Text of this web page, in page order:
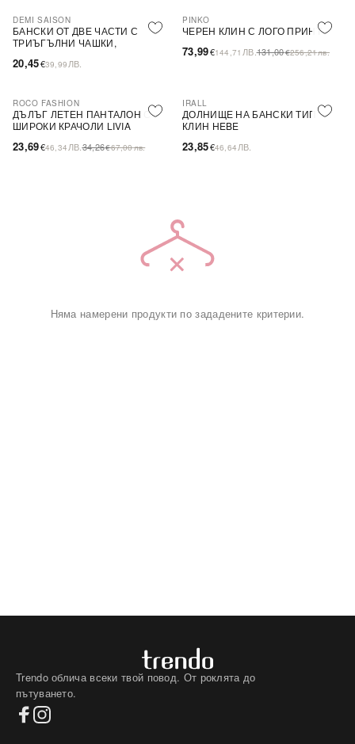
DEMI SAISON
БАНСКИ ОТ ДВЕ ЧАСТИ С
ТРИЪГЪЛНИ ЧАШКИ,
20,45€39,99 ЛВ.
-44%
PINKO
ЧЕРЕН КЛИН С ЛОГО ПРИНТ
73,99€144,71 ЛВ.131,00€256,21лв.
-31%
ROCO FASHION
ДЪЛЪГ ЛЕТЕН ПАНТАЛОН С
ШИРОКИ КРАЧОЛИ LIVIA
23,69€46,34 ЛВ.34,26€67,00лв.
IRALL
ДОЛНИЩЕ НА БАНСКИ ТИП
КЛИН HEBE
23,85€46,64 ЛВ.
Няма намерени продукти по зададените критерии.
Trendo облича всеки твой повод. От роклята до
пътуването.